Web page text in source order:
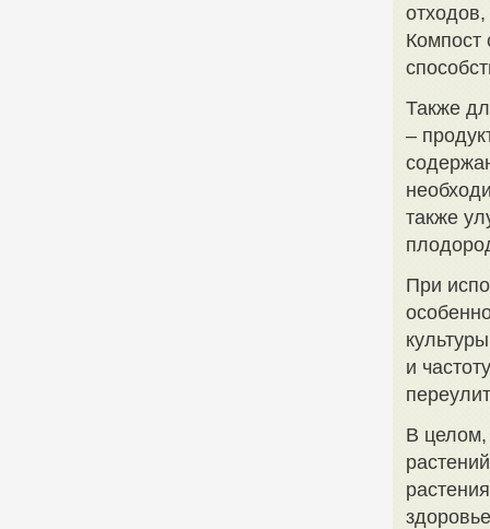
Компост
Также
–
также
При
и
В целом,